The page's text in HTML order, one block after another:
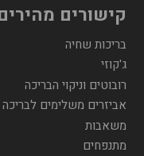
קישורים
בריכות שחיה
ג'קוזי
רובוטים וניקוי הבריכה
אביזרים משלימים לבריכה
משאבות
מתנפחים